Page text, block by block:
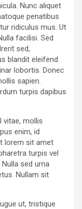
Nunc aliquet
penatibus
ridiculus mus. Ut
facilisi. Sed
sed,
blandit eleifend
lobortis. Donec
sapien.
turpis dapibus
vitae, mollis
enim, id
lorem sit amet
turpis vel
sed urna
Nullam sit
ut, tristique